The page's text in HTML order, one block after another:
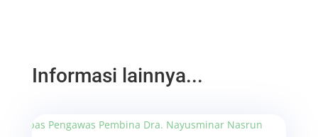
Informasi lainnya...